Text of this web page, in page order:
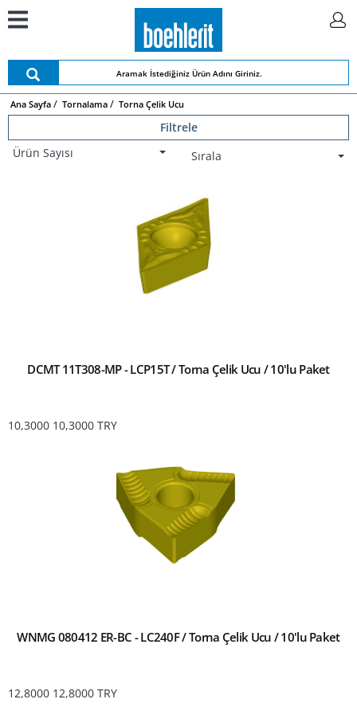
Ana Sayfa Tornalama Torna Çelik Ucu
Filtrele
Ürün Sayısı
Sırala
DCMT 11T308-MP - LCP15T / Torna Çelik Ucu / 10'lu Paket
10,3000 10,3000 TRY
WNMG 080412 ER-BC - LC240F / Torna Çelik Ucu / 10'lu Paket
12,8000 12,8000 TRY